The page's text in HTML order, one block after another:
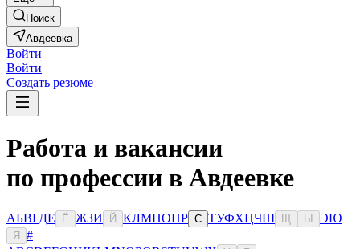
Поиск
Авдеевка
Войти
Войти
Создать резюме
Работа и вакансии
по профессии в Авдеевке
АБВГДЕ Ё ЖЗИ Й КЛМНОПР С ТУФХЦЧШ Ы ЭЮ
Я
#